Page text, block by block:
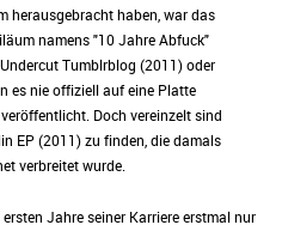
herausgebracht haben, war das
namens "10 Jahre Abfuck"
Tumblrblog (2011) oder
es nie offiziell auf eine Platte
Doch vereinzelt sind
EP (2011) zu finden, die damals
verbreitet wurde.
Jahre seiner Karriere erstmal nur